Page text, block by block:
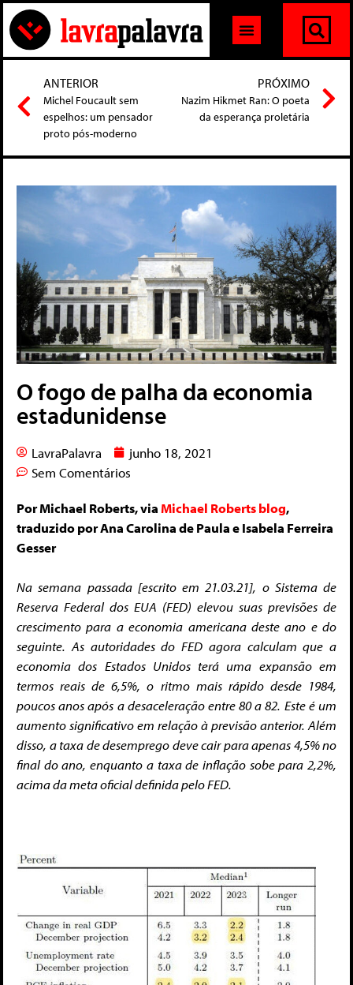
ANTERIOR
Michel Foucault sem
espelhos: um pensador
proto pós-moderno
PRÓXIMO
Nazim Hikmet Ran: O poeta
da esperança proletária
O fogo de palha da economia
estadunidense
LavraPalavra
junho 18, 2021
Sem Comentários
Por Michael Roberts, via Michael Roberts blog,
traduzido por Ana Carolina de Paula e Isabela Ferreira
Gesser
Na semana passada [escrito em 21.03.21], o Sistema de
Reserva Federal dos EUA (FED) elevou suas previsões de
crescimento para a economia americana deste ano e do
seguinte.As autoridades do FED agora calculam que a
economia dos Estados Unidos terá uma expansão em
termos reais de 6,5%, o ritmo mais rápido desde 1984,
poucos anos após a desaceleração entre 80 a 82. Este é um
aumento significativo em relação à previsão anterior. Além
disso, a taxa de desemprego deve cair para apenas 4,5% no
final do ano, enquanto a taxa de inflação sobe para 2,2%,
acima da meta oficial definida pelo FED.